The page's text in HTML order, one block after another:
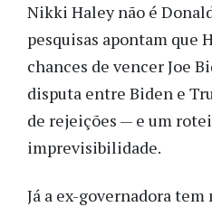
Nikki Haley não é
pesquisas apontam que
chances de vencer Joe
disputa entre Biden e
de rejeições — e um
imprevisibilidade.
Já a ex-governadora